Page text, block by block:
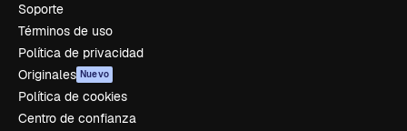
Soporte
Términos de uso
Política de privacidad
Originales Nuevo
Política de cookies
Centro de confianza